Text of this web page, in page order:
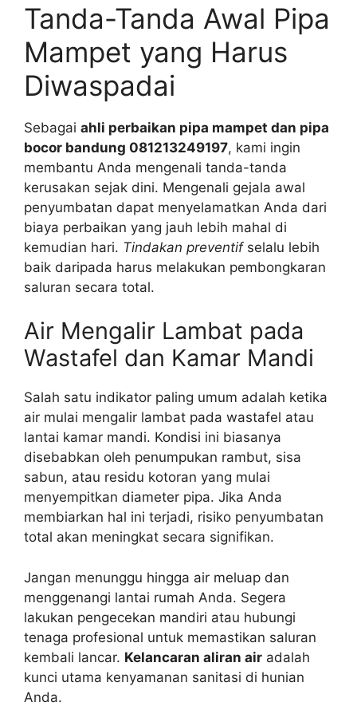
Tanda-Tanda Awal Pipa
Mampet yang Harus
Diwaspadai
Sebagai ahli perbaikan pipa mampet dan pipa
bocor bandung 081213249197, kami ingin
membantu Anda mengenali tanda-tanda
kerusakan sejak dini. Mengenali gejala awal
penyumbatan dapat menyelamatkan Anda dari
biaya perbaikan yang jauh lebih mahal di
kemudian hari. Tindakan preventifselalu lebih
baik daripada harus melakukan pembongkaran
saluran secara total.
Air Mengalir Lambat pada
Wastafel dan Kamar Mandi
Salah satu indikator paling umum adalah ketika
air mulai mengalir lambat pada wastafel atau
lantai kamar mandi. Kondisi ini biasanya
disebabkan oleh penumpukan rambut, sisa
sabun, atau residu kotoran yang mulai
menyempitkan diameter pipa. Jika Anda
membiarkan hal ini terjadi, risiko penyumbatan
total akan meningkat secara signifikan.
Jangan menunggu hingga air meluap dan
menggenangi lantai rumah Anda. Segera
lakukan pengecekan mandiri atau hubungi
tenaga profesional untuk memastikan saluran
kembali lancar. Kelancaran aliran air adalah
kunci utama kenyamanan sanitasi di hunian
Anda.